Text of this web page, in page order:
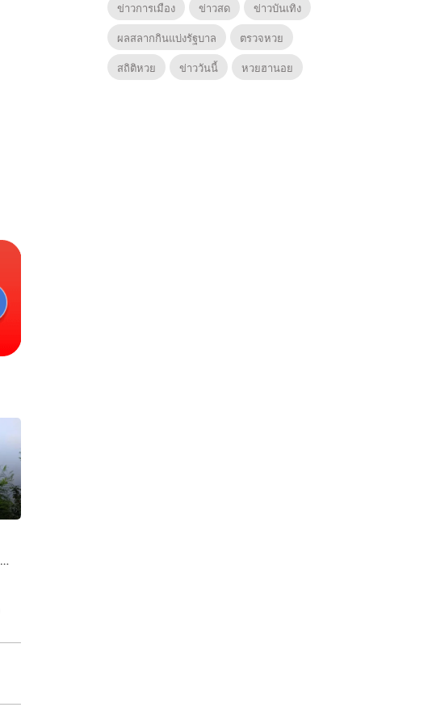
ข่าวการเมือง
ข่าวสด
ข่าวบันเทิง
ผลสลากกินแบ่งรัฐบาล
ตรวจหวย
สถิติหวย
ข่าววันนี้ หวยฮานอย